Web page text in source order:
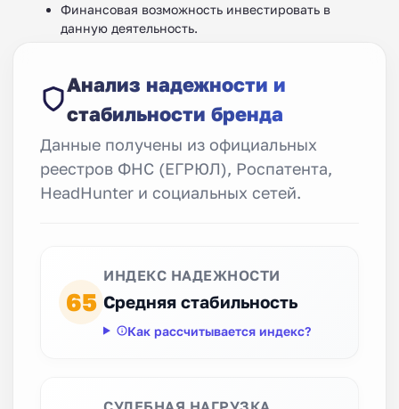
Финансовая возможность инвестировать в
данную деятельность.
Анализ надежности и
стабильности бренда
Данные получены из официальных
реестров ФНС (ЕГРЮЛ), Роспатента,
HeadHunter и социальных сетей.
65
ИНДЕКС НАДЕЖНОСТИ
Средняя стабильность
Как рассчитывается индекс?